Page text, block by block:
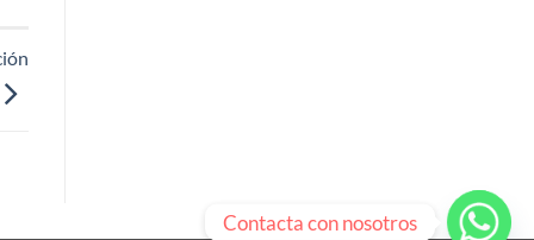
Contacta con nosotros